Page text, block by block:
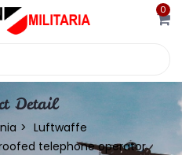
0
Detail
Luftwaffe
telephone operator